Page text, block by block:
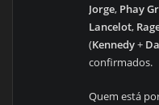
Jorge, Phay
Lancelot,
(Kennedy+
confirmados.
Quem está